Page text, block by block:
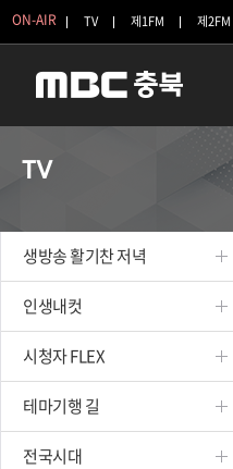
ON-AIR TV 제1FM 제2FM
TV
생방송 활기찬 저녁
인생내컷
시청자 FLEX
테마기행 길
전국시대